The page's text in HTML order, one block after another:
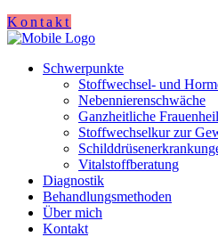
Kontakt
Schwerpunkte
Stoffwechsel- und
Nebennierenschwäche
Ganzheitliche
Stoffwechselkur zur
Vitalstoffberatung
Diagnostik
Behandlungsmethoden
Über mich
Kontakt